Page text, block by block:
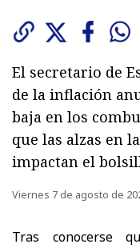
El secretario de
de la inflación
baja en los
que las alzas en
impactan el
Viernes 7 de agosto de
Tras conocerse